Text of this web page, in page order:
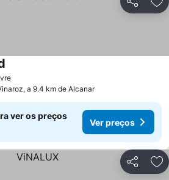
Partilhar
a 9.4 km de Alcanar
ver os preços
Ver preços
Partilhar